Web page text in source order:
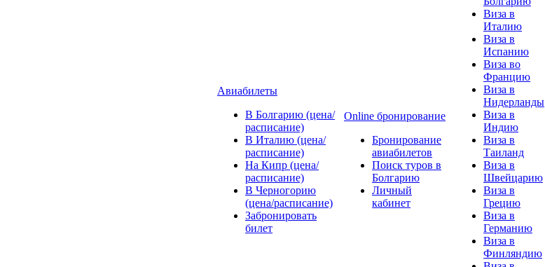
Авиабилеты
В Болгарию (цена/
расписание)
В Италию (цена/
расписание)
На Кипр (цена/
расписание)
В Черногорию
(цена/расписание)
Забронировать
билет
Online бронирование
Бронирование
авиабилетов
Поиск туров в
Болгарию
Личный
кабинет
Виза в
Италию
Виза в
Испанию
Виза во
Францию
Виза в
Нидерланды
Виза в
Индию
Виза в
Таиланд
Виза в
Швейцарию
Виза в
Грецию
Виза в
Германию
Виза в
Финляндию